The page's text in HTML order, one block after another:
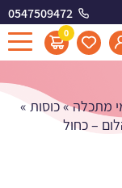
0547509472
0
-
מתכלה»כוסות »
– כחול